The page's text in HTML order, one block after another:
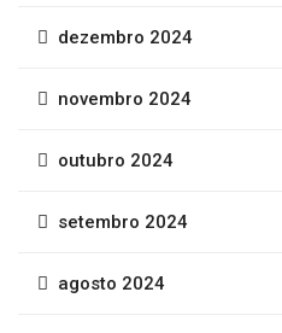
dezembro 2024
novembro 2024
outubro 2024
setembro 2024
agosto 2024